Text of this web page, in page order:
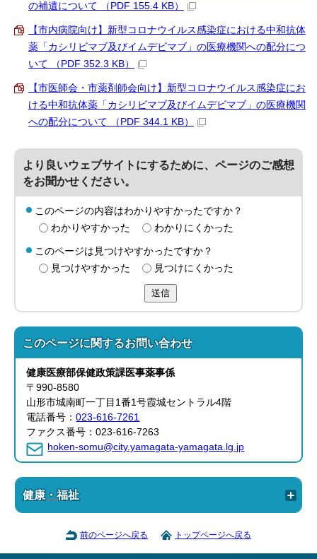
の補遺について （PDF 155.4 KB）
【市内病院向け】新型コロナウイルス感染症における中和抗体
薬「カシリビマブ及びイムデビマブ」の医療機関への配分につ
いて （PDF 352.3 KB）
【市医師会・市薬剤師会向け】新型コロナウイルス感染症にお
ける中和抗体薬「カシリビマブ及びイムデビマブ」の医療機関
への配分について （PDF 344.1 KB）
より良いウェブサイトにするために、ページのご感想
をお聞かせください。
このページの内容はわかりやすかったですか？
わかりやすかった
わかりにくかった
このページは見つけやすかったですか？
見つけやすかった
見つけにくかった
送信
このページに関するお問い合わせ
健康医療部保健政策課医事薬事係
〒990-8580
山形市城南町一丁目1番1号霞城セントラル4階
電話番号：023-616-7261
ファクス番号：023-616-7263
hoken-somu@city.yamagata-yamagata.lg.jp
健康・福祉
前のページへ戻る トップページへ戻る